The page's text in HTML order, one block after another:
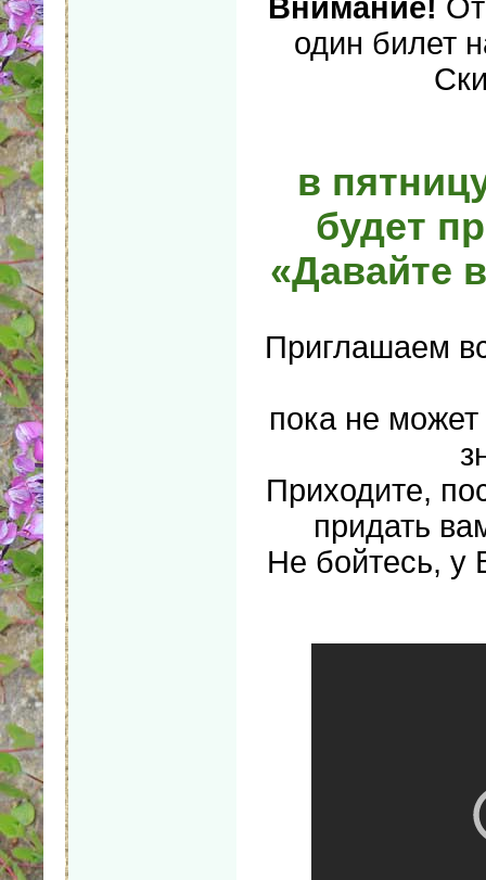
Внимание!
один билет
в
будет
«Давайте
Приглашаем
пока не
Приходите,
придать
Не бойтесь, у